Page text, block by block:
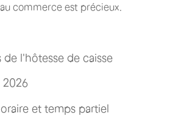
commerce est précieux.
de l'hôtesse de caisse
2026
et temps partiel